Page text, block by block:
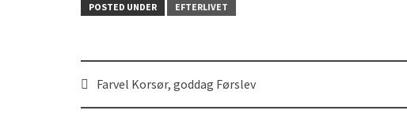
POSTED UNDER EFTERLIVET
Farvel Korsør, goddag Førslev